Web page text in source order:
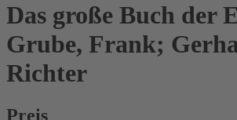
Das große Buch der
Grube, Frank;
Richter
Preis